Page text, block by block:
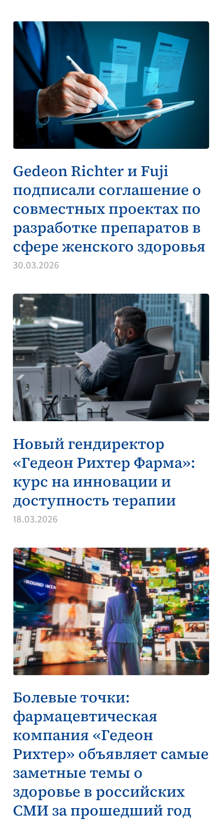
Gedeon Richter и Fuji
подписали соглашение о
совместных проектах по
разработке препаратов в
сфере женского здоровья
30.03.2026
Новый гендиректор
«Гедеон Рихтер Фарма»:
курс на инновации и
доступность терапии
18.03.2026
Болевые точки:
фармацевтическая
компания «Гедеон
Рихтер» объявляет самые
заметные темы о
здоровье в российских
СМИ за прошедший год